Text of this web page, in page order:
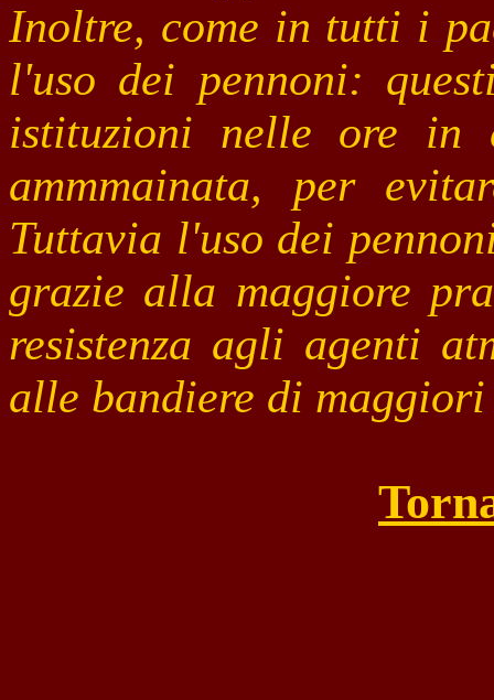
Inoltre, come in tutti i
l'uso dei pennoni:
istituzioni nelle ore in
ammmainata, per
Tuttavia l'uso dei
grazie alla maggiore
resistenza agli agenti
alle bandiere di